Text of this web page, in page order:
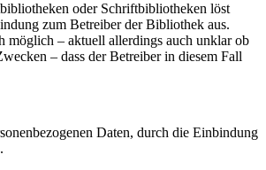
oder Schriftbibliotheken löst
zum Betreiber der Bibliothek aus.
möglich – aktuell allerdings auch unklar ob
– dass der Betreiber in diesem Fall
Daten, durch die Einbindung